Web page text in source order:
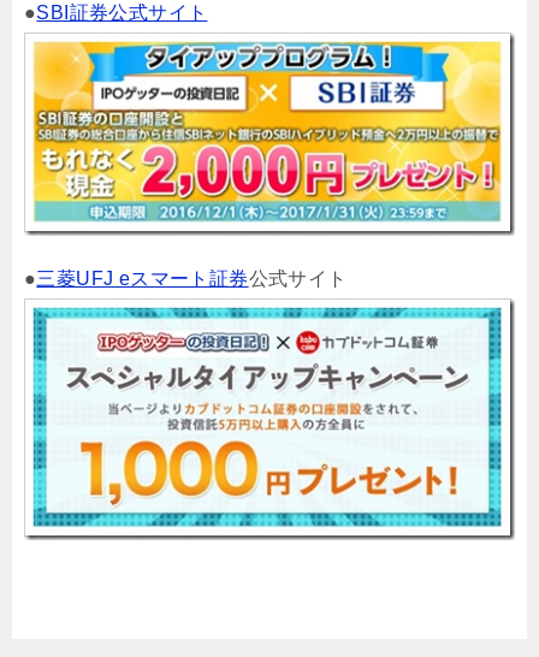
●SBI証券公式サイト
●三菱UFJ eスマート証券公式サイト